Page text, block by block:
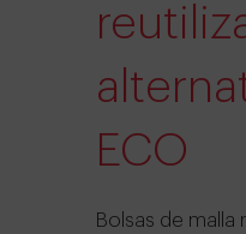
ECO
Bolsas de malla